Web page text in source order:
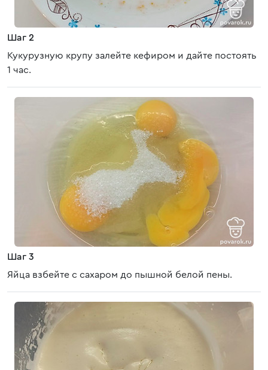
Шаг 2
Кукурузную крупу залейте кефиром и дайте постоять
1 час.
Шаг 3
Яйца взбейте с сахаром до пышной белой пены.